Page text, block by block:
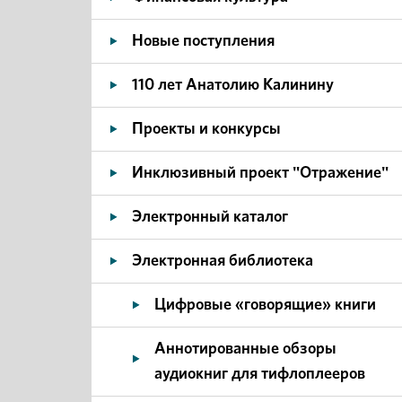
Новые поступления
110 лет Анатолию Калинину
Проекты и конкурсы
Инклюзивный проект "Отражение"
Электронный каталог
Электронная библиотека
Цифровые «говорящие» книги
Аннотированные обзоры
аудиокниг для тифлоплееров